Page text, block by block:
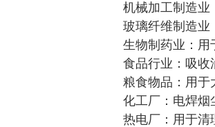
机械加工制造业
玻璃纤维制造业
生物制药业：用
食品行业：吸收
粮食物品：用于
化工厂：电焊烟
热电厂：用于清